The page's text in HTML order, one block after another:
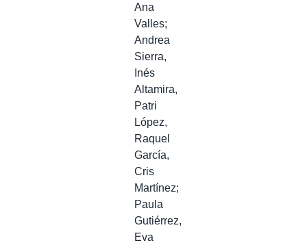
Ana
Valles;
Andrea
Sierra,
Inés
Altamira,
Patri
López,
Raquel
García,
Cris
Martínez;
Paula
Gutiérrez,
Eva